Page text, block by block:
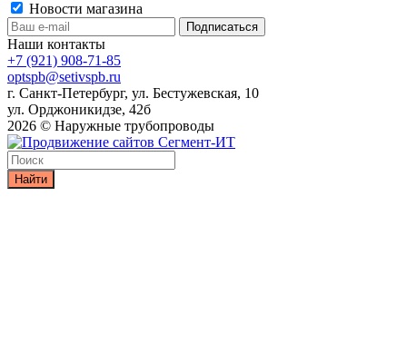
Новости магазина
Наши контакты
+7 (921) 908-71-85
optspb@setivspb.ru
г. Санкт-Петербург, ул. Бестужевская, 10
ул. Орджоникидзе, 42б
2026 © Наружные трубопроводы
Найти